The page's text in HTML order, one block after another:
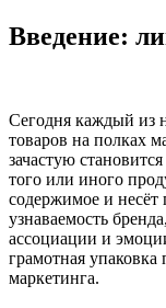
Введение:
Сегодня каждый из
товаров на полках
зачастую
того или иного
содержимое и
узнаваемость
ассоциации и
грамотная
маркетинга.